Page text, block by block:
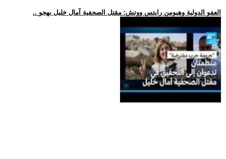
.. العفو الدولية وهيومن رايتس ووتش: مقتل الصحفية آمال خليل بهجو